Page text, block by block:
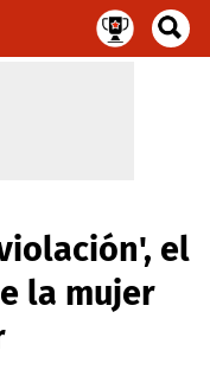
el
la mujer